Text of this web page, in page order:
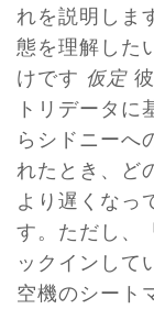
れを説明しま
態を理解した
けです 仮定
トリデータに
らシドニーへ
れたとき、ど
より遅くなっ
す。ただし、
ックインして
空機のシート